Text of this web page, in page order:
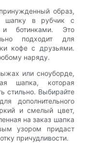
образ,
шапку в рубчик с
ботинками. Это
подходит для
кофе с друзьями.
наряду.
или сноуборде,
шапка, которая
стильно. Выбирайте
дополнительного
и смелый цвет,
на заказ шапка
узором придаст
причудливости.